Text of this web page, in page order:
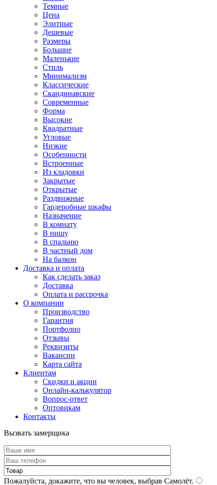
Темные
Цена
Элитные
Дешевые
Размеры
Большие
Маленькие
Стиль
Минимализм
Классические
Скандинавские
Современные
Форма
Высокие
Квадратные
Угловые
Низкие
Особенности
Встроенные
Из кладовки
Закрытые
Открытые
Раздвижные
Гардеробные шкафы
Назначение
В комнату
В нишу
В спальню
В частный дом
На балкон
Доставка и оплата
Как сделать заказ
Доставка
Оплата и рассрочка
О компании
Производство
Гарантия
Портфолио
Отзывы
Реквизиты
Вакансии
Карта сайта
Клиентам
Скидки и акции
Онлайн-калькулятор
Вопрос-ответ
Оптовикам
Контакты
Вызвать замерщика
Пожалуйста, докажите, что вы человек, выбрав Самолёт.